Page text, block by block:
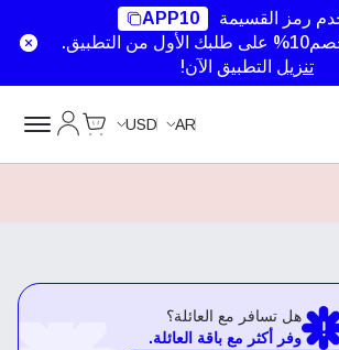
رمز القسيمة
APP10
التطبيق.
تنزيل التطبيق الآن!
AR
USD
هل تسافر مع العائلة؟
وفر أكثر مع باقة العائلة.